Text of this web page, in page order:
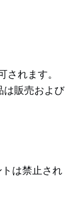
されます。
は販売および
は禁止され